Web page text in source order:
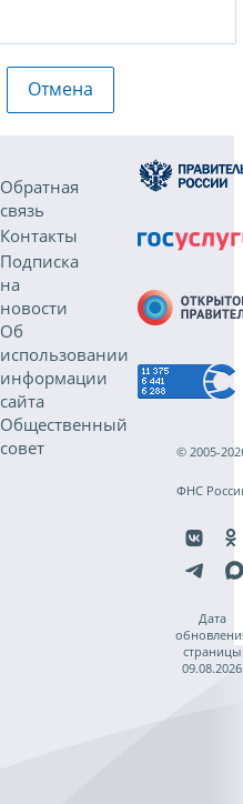
Отмена
Обратная
связь
Контакты
Подписка
на
новости
Об
использовании
информации
сайта
Общественный
совет
© 2005-
ФНС
Дата
страницы
09.08.2026